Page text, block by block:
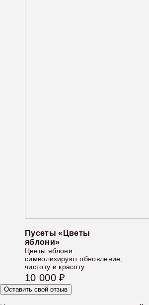
Пусеты «Цветы
яблони»
Цветы яблони
символизируют обновление,
чистоту и красоту
10 000 ₽
Оставить свой отзыв